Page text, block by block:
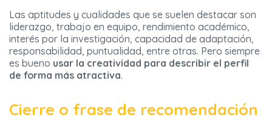
Las aptitudes y cualidades que se suelen destacar son
liderazgo, trabajo en equipo, rendimiento académico,
interés por la investigación, capacidad de adaptación,
responsabilidad, puntualidad, entre otras. Pero siempre
es bueno usar la creatividad para describir el perfil
de forma más atractiva.
Cierre o frase de recomendación